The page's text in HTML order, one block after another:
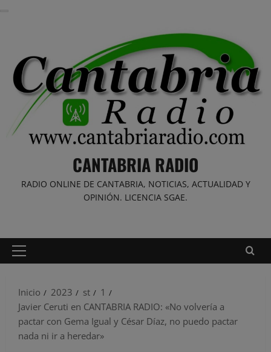
CANTABRIA RADIO
RADIO ONLINE DE CANTABRIA, NOTICIAS, ACTUALIDAD Y
OPINIÓN. LICENCIA SGAE.
Menú
Inicio
2023 st
1
Javier Ceruti en CANTABRIA RADIO: «No volvería a
pactar con Gema Igual y César Díaz, no puedo pactar
nada ni ir a heredar»